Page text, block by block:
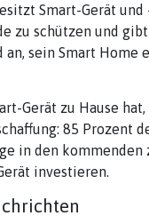
Smart-Gerät und
zu schützen und
an, sein Smart Home
Gerät zu Hause
85 Prozent
in den kommenden
investieren.